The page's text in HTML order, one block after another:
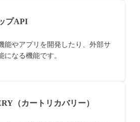
プAPI
能やアプリを開発したり、外部サ
になる機能です。
（カートリカバリー）